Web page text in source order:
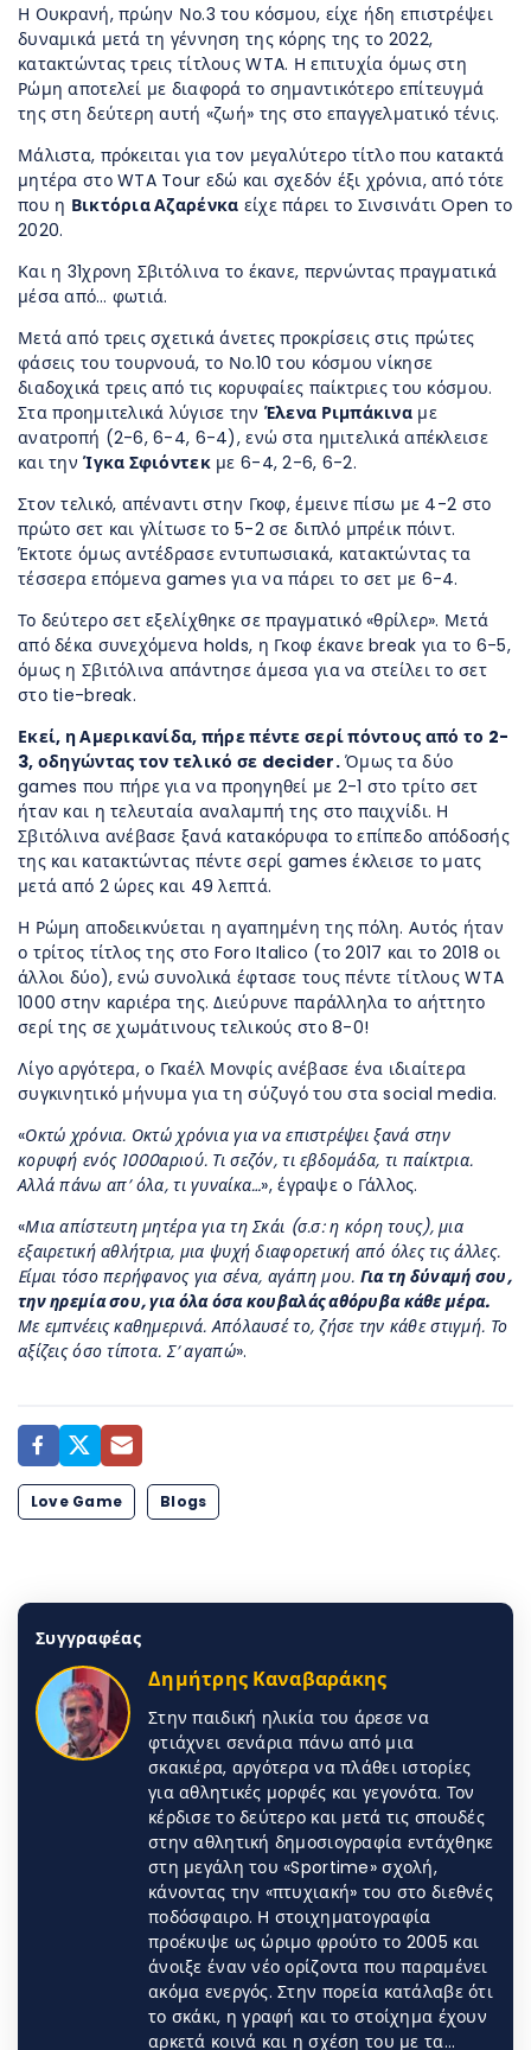
Η Ουκρανή, πρώην Νο.3 του κόσμου, είχε ήδη επιστρέψει
δυναμικά μετά τη γέννηση της κόρης της το 2022,
κατακτώντας τρεις τίτλους WTA. Η επιτυχία όμως στη
Ρώμη αποτελεί με διαφορά το σημαντικότερο επίτευγμά
της στη δεύτερη αυτή «ζωή» της στο επαγγελματικό τένις.
Μάλιστα, πρόκειται για τον μεγαλύτερο τίτλο που κατακτά
μητέρα στο WTA Tour εδώ και σχεδόν έξι χρόνια, από τότε
που η Βικτόρια Αζαρένκα είχε πάρει το Σινσινάτι Open το
2020.
Και η 31χρονη Σβιτόλινα το έκανε, περνώντας πραγματικά
μέσα από… φωτιά.
Μετά από τρεις σχετικά άνετες προκρίσεις στις πρώτες
φάσεις του τουρνουά, το Νο.10 του κόσμου νίκησε
διαδοχικά τρεις από τις κορυφαίες παίκτριες του κόσμου.
Στα προημιτελικά λύγισε την Έλενα Ριμπάκινα με
ανατροπή (2-6, 6-4, 6-4), ενώ στα ημιτελικά απέκλεισε
και τηνΊγκα Σφιόντεκμε 6-4, 2-6, 6-2.
Στον τελικό, απέναντι στην Γκοφ, έμεινε πίσω με 4-2 στο
πρώτο σετ και γλίτωσε το 5-2 σε διπλό μπρέικ πόιντ.
Έκτοτε όμως αντέδρασε εντυπωσιακά, κατακτώντας τα
τέσσερα επόμενα games για να πάρει το σετ με 6-4.
Το δεύτερο σετ εξελίχθηκε σε πραγματικό «θρίλερ». Μετά
από δέκα συνεχόμενα holds, η Γκοφ έκανε break για το 6-5,
όμως η Σβιτόλινα απάντησε άμεσα για να στείλει το σετ
στο tie-break.
Εκεί, η Αμερικανίδα, πήρε πέντε σερί πόντους από το 2-
3, οδηγώντας τον τελικό σε decider.Όμως τα δύο
games που πήρε για να προηγηθεί με 2-1 στο τρίτο σετ
ήταν και η τελευταία αναλαμπή της στο παιχνίδι. Η
Σβιτόλινα ανέβασε ξανά κατακόρυφα το επίπεδο απόδοσής
της και κατακτώντας πέντε σερί games έκλεισε το ματς
μετά από 2 ώρες και 49 λεπτά.
Η Ρώμη αποδεικνύεται η αγαπημένη της πόλη. Αυτός ήταν
ο τρίτος τίτλος της στο Foro Italico (το 2017 και το 2018 οι
άλλοι δύο), ενώ συνολικά έφτασε τους πέντε τίτλους WTA
1000 στην καριέρα της. Διεύρυνε παράλληλα το αήττητο
σερί της σε χωμάτινους τελικούς στο 8-0!
Λίγο αργότερα, ο Γκαέλ Μονφίς ανέβασε ένα ιδιαίτερα
συγκινητικό μήνυμα για τη σύζυγό του στα social media.
«Οκτώ χρόνια. Οκτώ χρόνια για να επιστρέψει ξανά στην
κορυφή ενός 1000αριού. Τι σεζόν, τι εβδομάδα, τι παίκτρια.
Αλλά πάνω απ’ όλα, τι γυναίκα…», έγραψε ο Γάλλος.
«Μια απίστευτη μητέρα για τη Σκάι (σ.σ: η κόρη τους), μια
εξαιρετική αθλήτρια, μια ψυχή διαφορετική από όλες τις άλλες.
Eίμαι τόσο περήφανος για σένα, αγάπη μου. Για τη δύναμή σου,
την ηρεμία σου, για όλα όσα κουβαλάς αθόρυβα κάθε μέρα.
Με εμπνέεις καθημερινά. Απόλαυσέ το, ζήσε την κάθε στιγμή. Το
αξίζεις όσο τίποτα. Σ’ αγαπώ».
Love Game Blogs
Συγγραφέας
Δημήτρης Καναβαράκης
Στην παιδική ηλικία του άρεσε να
φτιάχνει σενάρια πάνω από μια
σκακιέρα, αργότερα να πλάθει ιστορίες
για αθλητικές μορφές και γεγονότα. Τον
κέρδισε το δεύτερο και μετά τις σπουδές
στην αθλητική δημοσιογραφία εντάχθηκε
στη μεγάλη του «Sportime» σχολή,
κάνοντας την «πτυχιακή» του στο διεθνές
ποδόσφαιρο. Η στοιχηματογραφία
προέκυψε ως ώριμο φρούτο το 2005 και
άνοιξε έναν νέο ορίζοντα που παραμένει
ακόμα ενεργός. Στην πορεία κατάλαβε ότι
το σκάκι, η γραφή και το στοίχημα έχουν
αρκετά κοινά και η σχέση του με τα…